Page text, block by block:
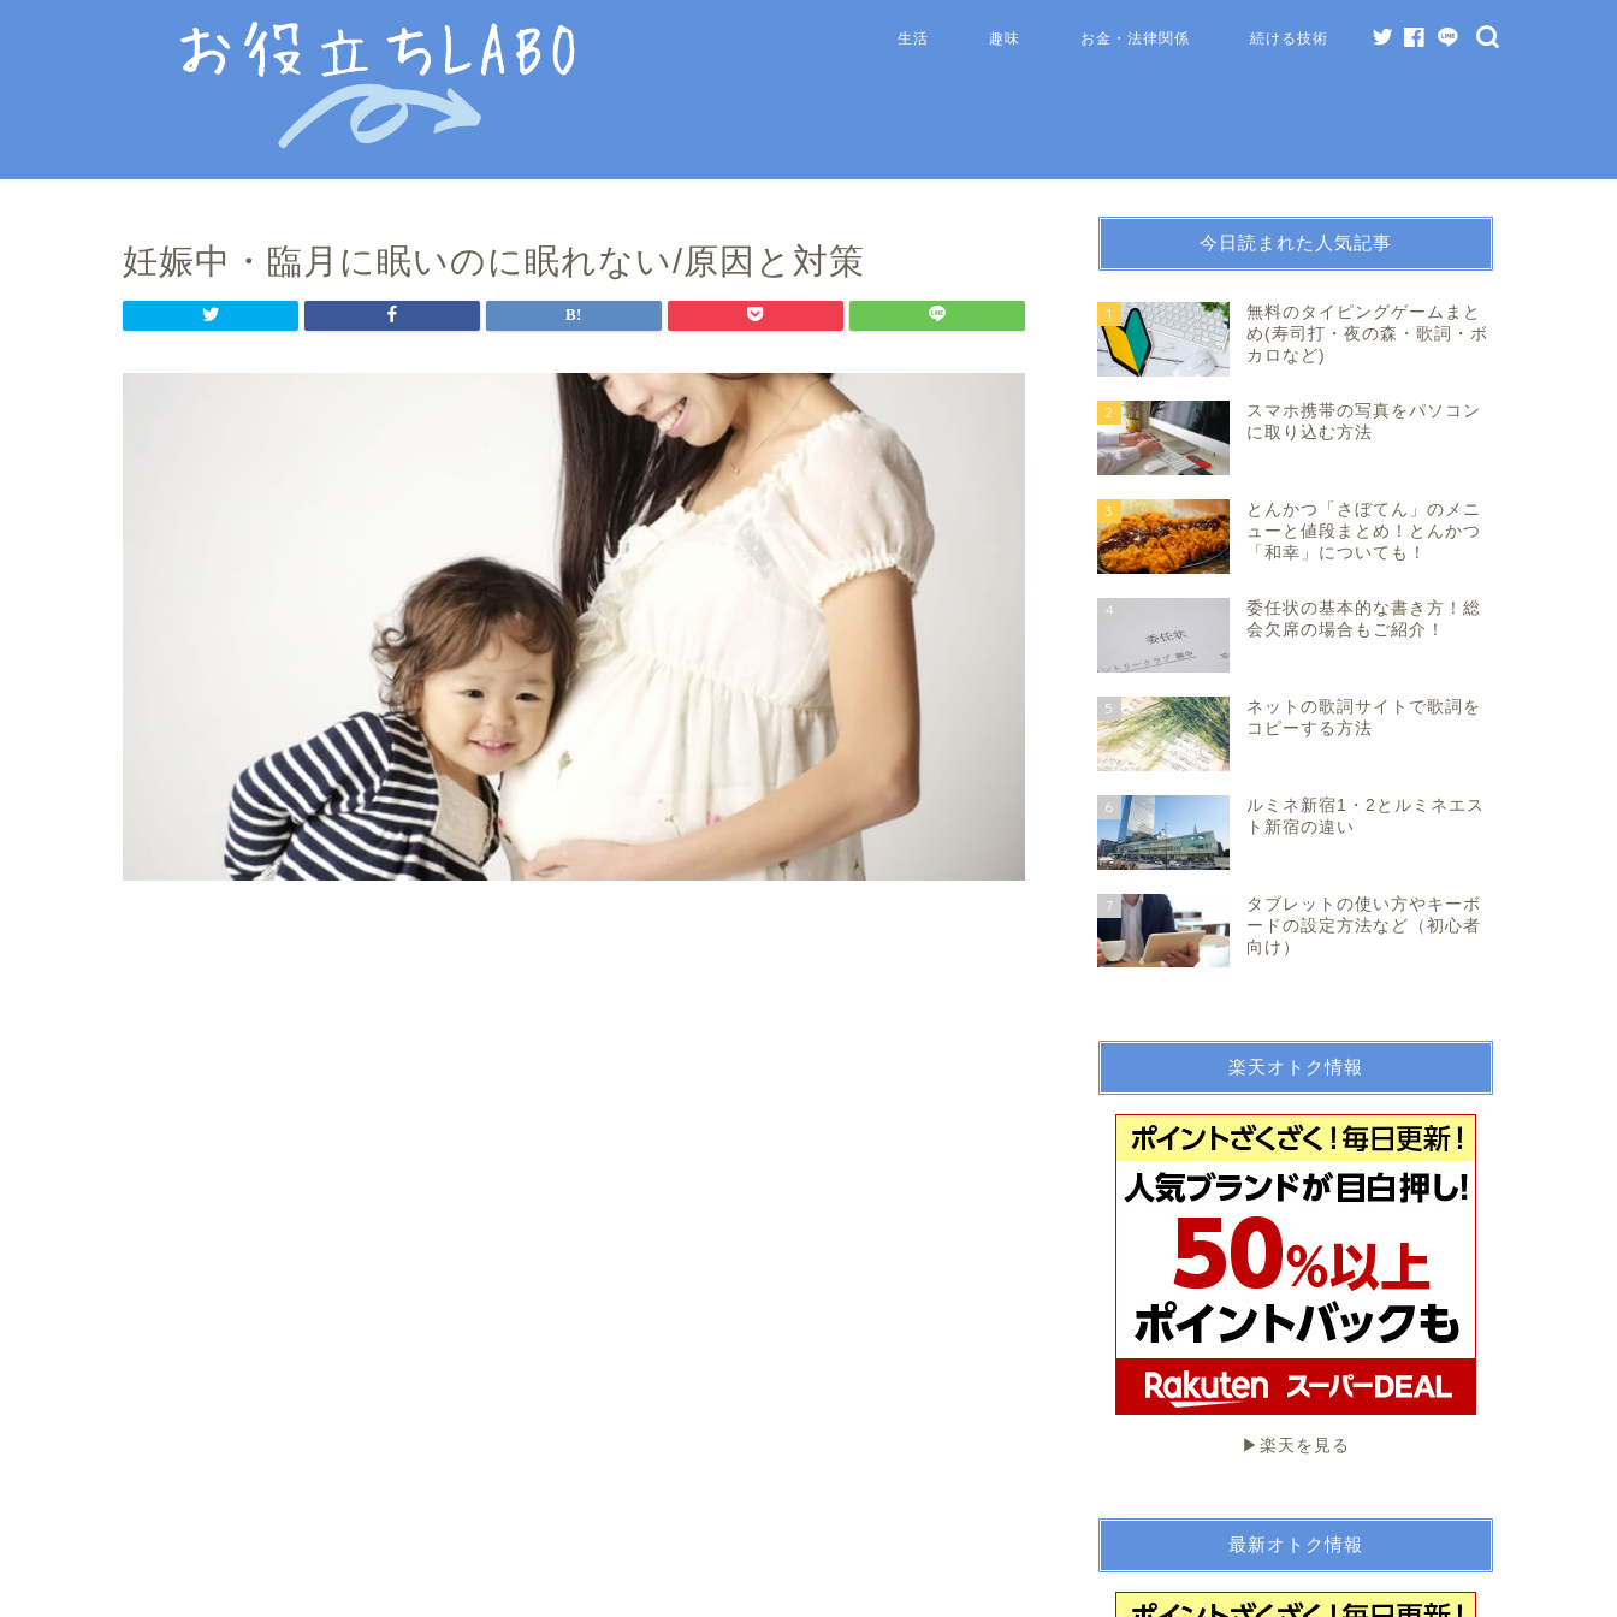
生活 趣味 お金・法律関係 続ける技術
妊娠中・臨月に眠いのに眠れない/原因と対策 今日読まれた人気記事
1
無料のタイピングゲームまと
め(寿司打・夜の森・歌詞・ボ
カロなど)
2
スマホ携帯の写真をパソコン
に取り込む方法
3
とんかつ「さぼてん」のメニ
ューと値段まとめ！とんかつ
「和幸」についても！
4
委任状の基本的な書き方！総
会欠席の場合もご紹介！
5
ネットの歌詞サイトで歌詞を
コピーする方法
6
ルミネ新宿1・2とルミネエス
ト新宿の違い
7
タブレットの使い方やキーボ
ードの設定方法など（初心者
向け）
楽天オトク情報
▶︎楽天を見る
最新オトク情報